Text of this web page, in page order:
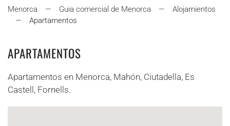
Menorca Guia comercial de Menorca
Alojamientos
Apartamentos
APARTAMENTOS
Apartamentos en Menorca, Mahón, Ciutadella, Es
Castell, Fornells.